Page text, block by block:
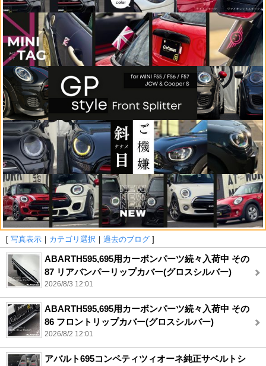
[ 写真表示 ｜ カテゴリ選択 ｜ 過去のブログ ]
ABARTH595,695用カーボンパーツ続々入荷中 その
87 リアバンパーリップカバー(グロスシルバー)
2026/8/3 12:01
ABARTH595,695用カーボンパーツ続々入荷中 その
86 フロントリップカバー(グロスシルバー)
2026/8/2 12:01
アバルト695コンペティツィオーネ純正サベルトシ